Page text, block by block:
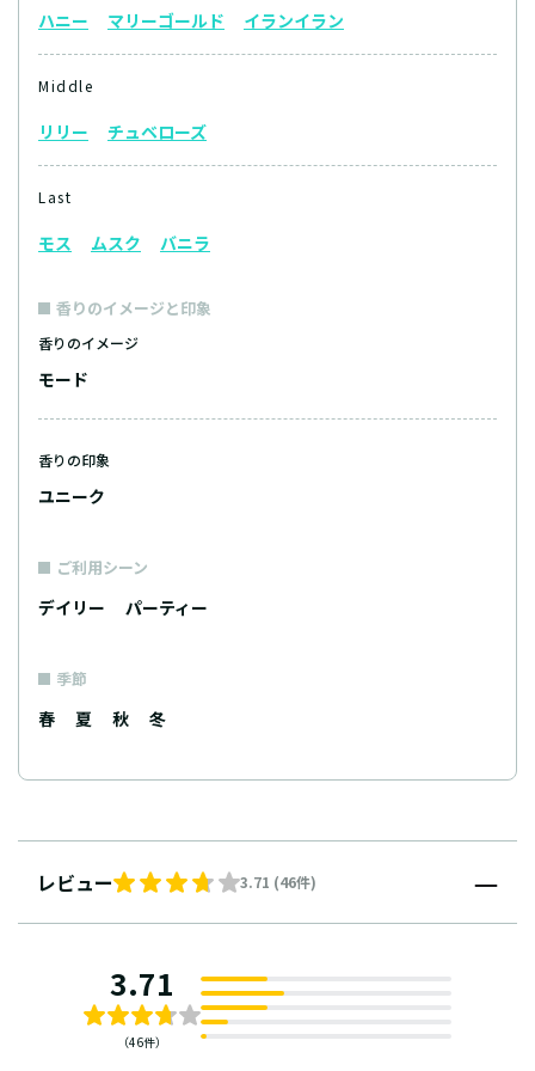
ハニー マリーゴールド イランイラン
Middle
リリー チュベローズ
Last
モス ムスク バニラ
香りのイメージと印象
香りのイメージ
モード
香りの印象
ユニーク
ご利用シーン
デイリー パーティー
季節
春 夏 秋 冬
レビュー 3.71 (46件)
3.71
（46件）